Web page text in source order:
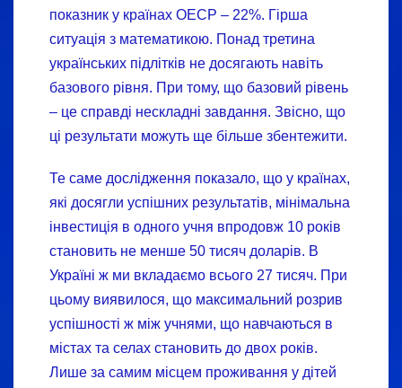
показник у країнах ОЕСР – 22%. Гірша
ситуація з математикою. Понад третина
українських підлітків не досягають навіть
базового рівня. При тому, що базовий рівень
– це справді нескладні завдання. Звісно, що
ці результати можуть ще більше збентежити.
Те саме дослідження показало, що у країнах,
які досягли успішних результатів, мінімальна
інвестиція в одного учня впродовж 10 років
становить не менше 50 тисяч доларів. В
Україні ж ми вкладаємо всього 27 тисяч. При
цьому виявилося, що максимальний розрив
успішності ж між учнями, що навчаються в
містах та селах становить до двох років.
Лише за самим місцем проживання у дітей